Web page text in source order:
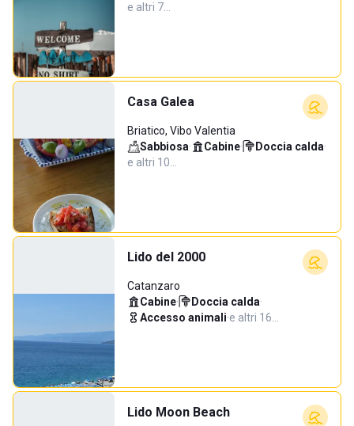
e altri 7…
Casa Galea
Briatico, Vibo Valentia
Sabbiosa· Cabine· Doccia calda·
e altri 10…
Lido del 2000
Catanzaro
Cabine· Doccia calda·
Accesso animali·e altri 16…
Lido Moon Beach